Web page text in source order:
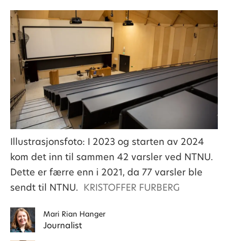
Illustrasjonsfoto: I 2023 og starten av 2024
kom det inn til sammen 42 varsler ved NTNU.
Dette er færre enn i 2021, da 77 varsler ble
sendt til NTNU. KRISTOFFER FURBERG
Mari Rian Hanger
Journalist